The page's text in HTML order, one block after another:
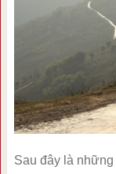
Sau đây là những